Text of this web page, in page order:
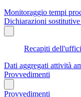
Monitoraggio tempi
Dichiarazioni
Recapiti
Dati aggregati attività
Provvedimenti
Provvedimenti